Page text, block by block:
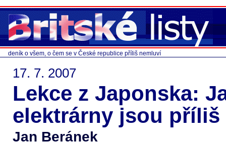
deník o všem, o čem se v České republice příliš nemluví
17. 7. 2007
Lekce z Japonska:
elektrárny jsou příliš
Jan Beránek